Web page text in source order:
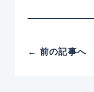
← 前の記事へ